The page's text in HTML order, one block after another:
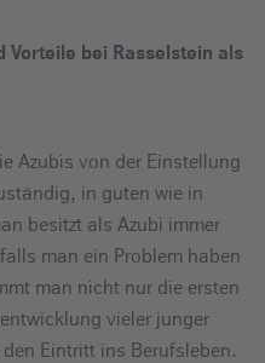
Vorteile bei Rasselstein als
Azubis von der Einstellung
in guten wie in
besitzt als Azubi immer
man ein Problem haben
man nicht nur die ersten
vieler junger
Eintritt ins Berufsleben.